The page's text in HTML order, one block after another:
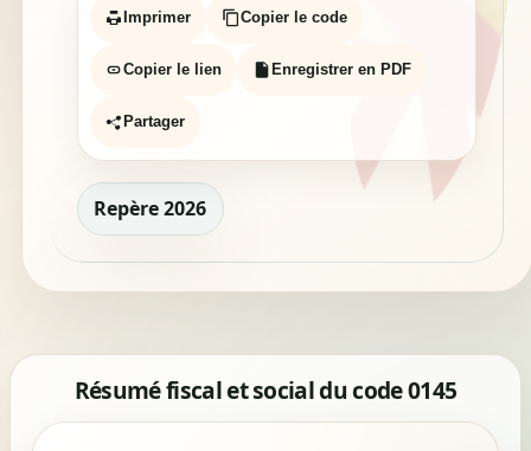
Imprimer Copier le code
Copier le lien Enregistrer en PDF
Partager
Repère 2026
Résumé fiscal et social du code 0145